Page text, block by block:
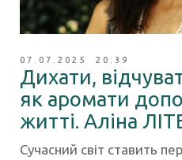
07.07.2025 20:39
Дихати,
як аромати
житті. Аліна
Сучасний світ ставить